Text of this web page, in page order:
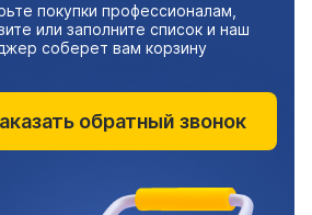
покупки профессионалам,
или заполните список и наш
соберет вам корзину
обратный звонок